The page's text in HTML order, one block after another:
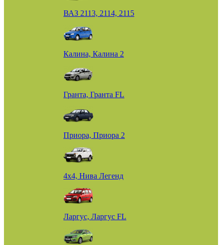
ВАЗ 2113, 2114, 2115
Калина, Калина 2
Гранта, Гранта FL
Приора, Приора 2
4х4, Нива Легенд
Ларгус, Ларгус FL